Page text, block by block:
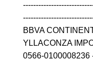
BBVA
YLLACONZA
0566-0100008236